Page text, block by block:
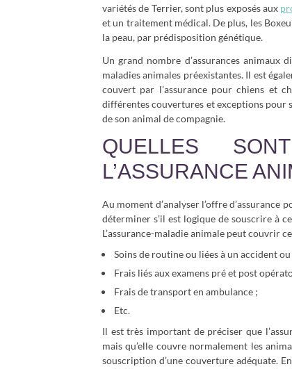
variétés de Terrier, sont plus exposés aux
et un traitement médical. De plus, les
la peau, par prédisposition génétique.
Un grand nombre d’assurances animaux
maladies animales préexistantes. Il est
couvert par l’assurance pour chiens et
différentes couvertures et exceptions pour
de son animal de compagnie.
QUELLES
L’ASSURANCE
Au moment d’analyser l’offre d’assurance
déterminer s’il est logique de souscrire à
L’assurance-maladie animale peut couvrir
Soins de routine ou liées à un accident
Frais liés aux examens pré et post
Frais de transport en ambulance ;
Etc.
Il est très important de préciser que
mais qu’elle couvre normalement les
souscription d’une couverture adéquate.